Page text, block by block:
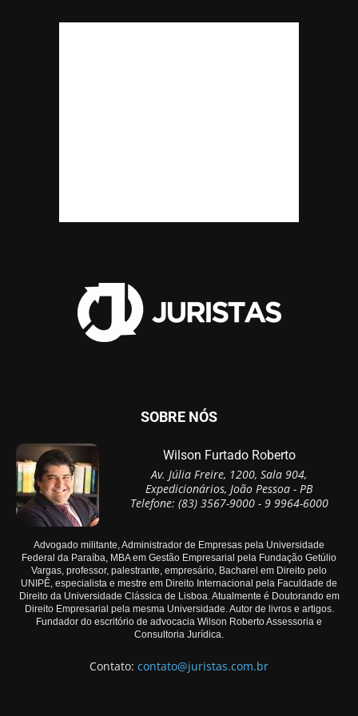
SOBRE NÓS
Wilson Furtado Roberto
Av. Júlia Freire, 1200, Sala 904,
Expedicionários, João Pessoa - PB
Telefone: (83) 3567-9000 - 9 9964-6000
Advogado militante, Administrador de Empresas pela Universidade
Federal da Paraíba, MBA em Gestão Empresarial pela Fundação Getúlio
Vargas, professor, palestrante, empresário, Bacharel em Direito pelo
UNIPÊ, especialista e mestre em Direito Internacional pela Faculdade de
Direito da Universidade Clássica de Lisboa. Atualmente é Doutorando em
Direito Empresarial pela mesma Universidade. Autor de livros e artigos.
Fundador do escritório de advocacia Wilson Roberto Assessoria e
Consultoria Jurídica.
Contato: contato@juristas.com.br